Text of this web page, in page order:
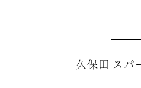
久保田 スパ